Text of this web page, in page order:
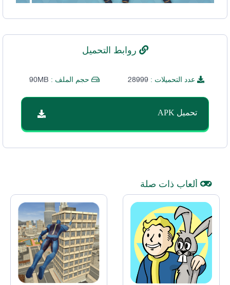
روابط التحميل
عدد التحميلات : 28999 حجم الملف : 90MB
تحميل APK
ألعاب ذات صلة